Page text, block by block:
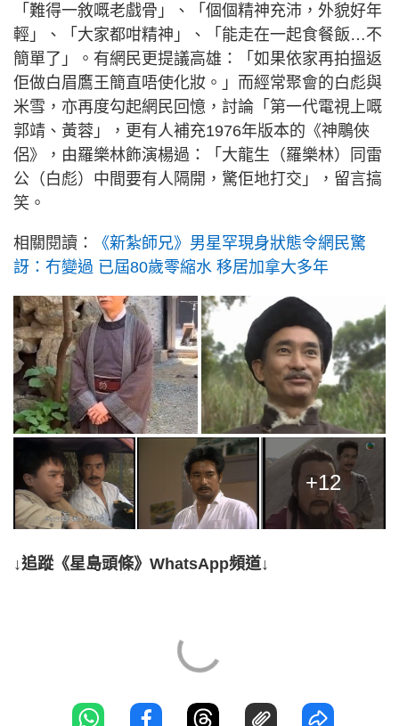
「難得一敘嘅老戲骨」、「個個精神充沛，外貌好年
輕」、「大家都咁精神」、「能走在一起食餐飯…不
簡單了」。有網民更提議高雄：「如果依家再拍搵返
佢做白眉鷹王簡直唔使化妝。」而經常聚會的白彪與
米雪，亦再度勾起網民回憶，討論「第一代電視上嘅
郭靖、黃蓉」，更有人補充1976年版本的《神鵰俠
侶》，由羅樂林飾演楊過：「大龍生（羅樂林）同雷
公（白彪）中間要有人隔開，驚佢地打交」，留言搞
笑。
相關閱讀：
《新紮師兄》男星罕現身狀態令網民驚
訝：冇變過 已屆80歲零縮水 移居加拿大多年
+12
↓追蹤《星島頭條》WhatsApp頻道↓